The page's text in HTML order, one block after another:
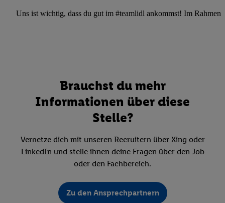
Uns ist wichtig, dass du gut im #teamlidl ankommst! Im Rahmen
Brauchst du mehr
Informationen über diese
Stelle?
Vernetze dich mit unseren Recruitern über Xing oder
LinkedIn und stelle ihnen deine Fragen über den Job
oder den Fachbereich.
Zu den Ansprechpartnern